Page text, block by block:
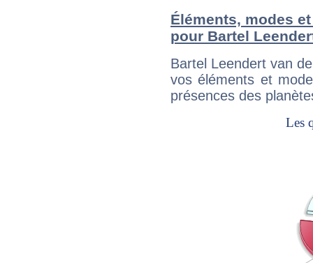
Éléments, modes
pour Bartel
Bartel Leendert van
vos éléments et
présences des